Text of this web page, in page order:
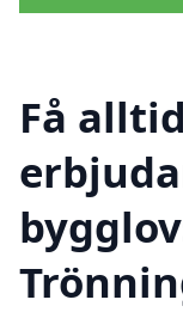
Få